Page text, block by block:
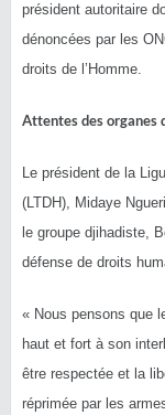
président autoritaire
dénoncées par les
droits de l’Homme.
Attentes des organes
Le président de la
(LTDH), Midaye
le groupe djihadiste,
défense de droits
« Nous pensons que
haut et fort à son
être respectée et la
réprimée par les